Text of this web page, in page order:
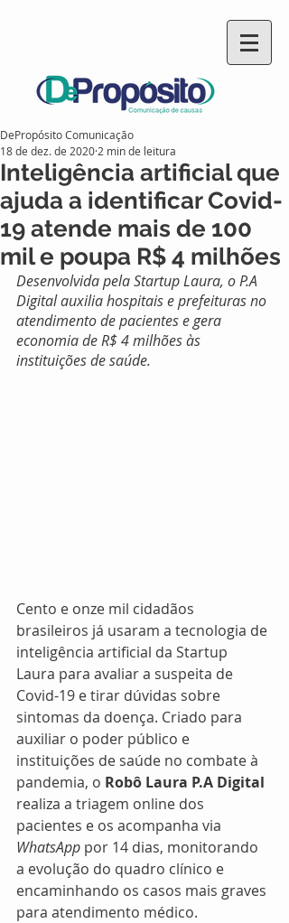
Inteligência artificial que
ajuda a identificar Covid-
19 atende mais de 100
mil e poupa R$ 4 milhões
DePropósito Comunicação
18 de dez. de 2020 2 min de leitura
Desenvolvida pela Startup Laura, o P.A
Digital auxilia hospitais e prefeituras no
atendimento de pacientes e gera
economia de R$ 4 milhões às
instituições de saúde.
Cento e onze mil cidadãos
brasileiros já usaram a tecnologia de
inteligência artificial da Startup
Laura para avaliar a suspeita de
Covid-19 e tirar dúvidas sobre
sintomas da doença. Criado para
auxiliar o poder público e
instituições de saúde no combate à
pandemia, o Robô Laura P.A Digital
realiza a triagem online dos
pacientes e os acompanha via
WhatsApp por 14 dias, monitorando
a evolução do quadro clínico e
encaminhando os casos mais graves
para atendimento médico.